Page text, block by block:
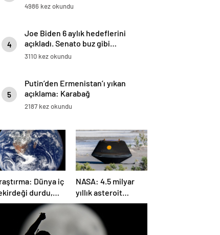
4986 kez okundu
4
Joe Biden 6 aylık hedeflerini
açıkladı. Senato buz gibi…
3110 kez okundu
5
Putin’den Ermenistan’ı yıkan
açıklama: Karabağ
Azerbaycan’ın ayrılmaz bir
2187 kez okundu
Dünya iç
durdu,
yönde dönüyor
NASA: 4.5 milyar
yıllık asteroit
örnekleri Dünya’ya
getirildi; yaşamın
başlangıcına ışık